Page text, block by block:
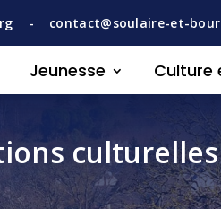
- contact@soulaire-et-
Jeunesse Culture
culturelles